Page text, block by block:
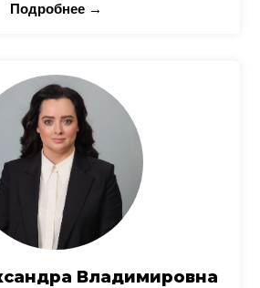
Подробнее →
Владимировна